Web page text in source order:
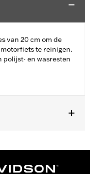
van 20 cm om de
te reinigen.
polijst- en wasresten